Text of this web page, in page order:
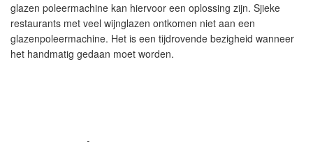
glazen poleermachine kan hiervoor een oplossing zijn. Sjieke
restaurants met veel wijnglazen ontkomen niet aan een
glazenpoleermachine. Het is een tijdrovende bezigheid wanneer
het handmatig gedaan moet worden.